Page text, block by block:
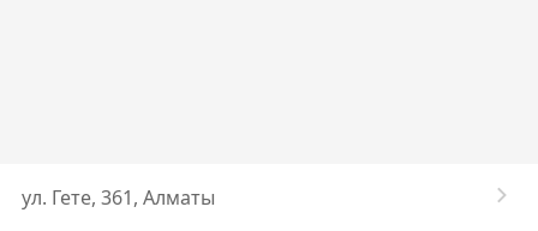
ул. Гете, 361, Алматы